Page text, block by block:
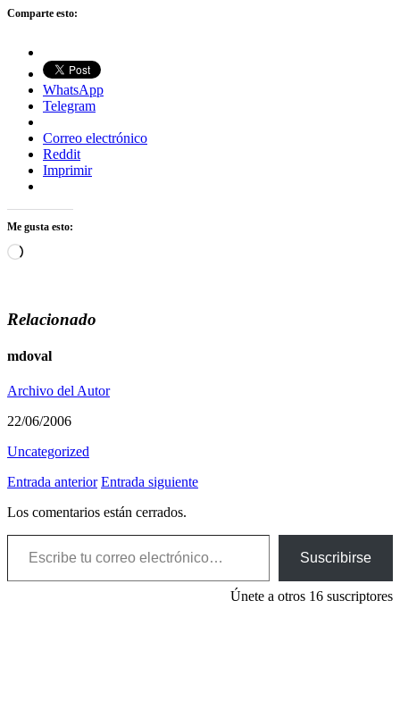
Comparte esto:
WhatsApp
Telegram
Correo electrónico
Reddit
Imprimir
Me gusta esto:
Cargando...
Relacionado
mdoval
Archivo del Autor
22/06/2006
Uncategorized
Entrada anterior Entrada siguiente
Los comentarios están cerrados.
Escribe tu correo electrónico…
Suscribirse
Únete a otros 16 suscriptores